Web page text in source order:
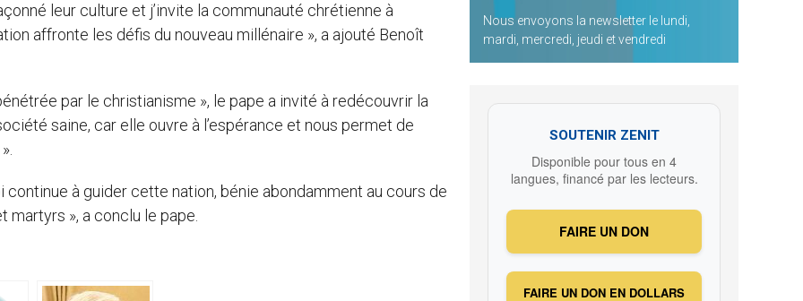
leur culture et j’invite la communauté chrétienne à
affronte les défis du nouveau millénaire », a ajouté Benoît
par le christianisme », le pape a invité à redécouvrir la
saine, car elle ouvre à l’espérance et nous permet de
à guider cette nation, bénie abondamment au cours de
», a conclu le pape.
Nous envoyons la newsletter le lundi,
mardi, mercredi, jeudi et vendredi
SOUTENIR ZENIT
Disponible pour tous en 4
langues, financé par les lecteurs.
FAIRE UN DON
FAIRE UN DON EN DOLLARS